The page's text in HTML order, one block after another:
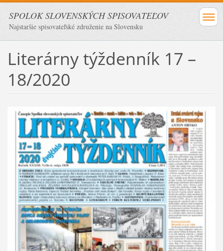
SPOLOK SLOVENSKÝCH SPISOVATEĽOV
Najstaršie spisovateľské združenie na Slovensku
Literárny týždenník 17 –
18/2020